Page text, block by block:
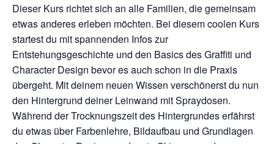
Dieser Kurs richtet sich an alle Familien, die gemeinsam
etwas anderes erleben möchten. Bei diesem coolen Kurs
startest du mit spannenden Infos zur
Entstehungsgeschichte und den Basics des Graffiti und
Character Design bevor es auch schon in die Praxis
übergeht. Mit deinem neuen Wissen verschönerst du nun
den Hintergrund deiner Leinwand mit Spraydosen.
Während der Trocknungszeit des Hintergrundes erfährst
du etwas über Farbenlehre, Bildaufbau und Grundlagen